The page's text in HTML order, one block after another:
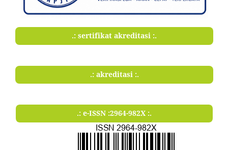
.: sertifikat akreditasi :.
.: akreditasi :.
.: e-ISSN :2964-982X :.